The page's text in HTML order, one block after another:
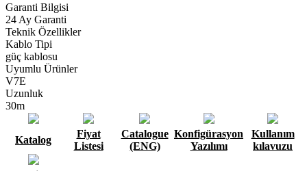
Garanti Bilgisi
24 Ay Garanti
Teknik Özellikler
Kablo Tipi
güç kablosu
Uyumlu Ürünler
V7E
Uzunluk
30m
Katalog
Fiyat
Listesi
Catalogue
(ENG)
Konfigürasyon
Yazılımı
Kullanım
kılavuzu